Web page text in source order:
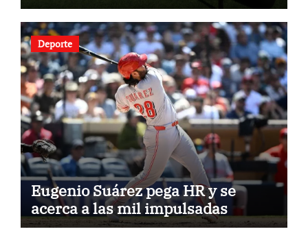
Deporte
Eugenio Suárez pega HR y se
acerca a las mil impulsadas